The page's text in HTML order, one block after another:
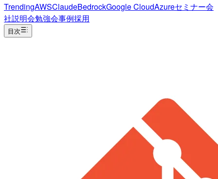
TrendingAWSClaudeBedrockGoogle CloudAzureセミナー会
社説明会勉強会事例採用
目次